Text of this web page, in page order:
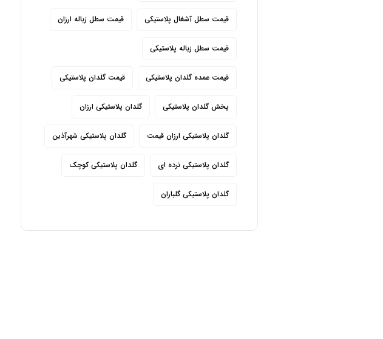
قیمت سطل آشغال پلاستیکی قیمت سطل زباله ارزان
قیمت سطل زباله پلاستیکی
قیمت عمده گلدان پلاستیکی قیمت گلدان پلاستیکی
پخش گلدان پلاستیکی گلدان پلاستیکی ارزان
گلدان پلاستیکی ارزان قیمت گلدان پلاستیکی شهرآذین
گلدان پلاستیکی نرده ای گلدان پلاستیکی کوچک
گلدان پلاستیکی گلباران